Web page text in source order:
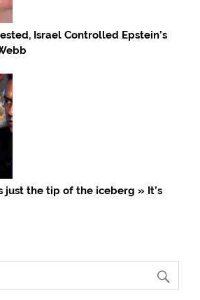
Israel Controlled Epstein’s
just the tip of the iceberg » It’s